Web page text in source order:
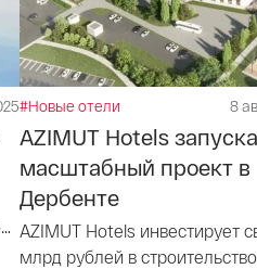
#Новые отели 8
AZIMUT Hotels
масштабный проект в
Дербенте
AZIMUT Hotels инвестирует
млрд рублей в